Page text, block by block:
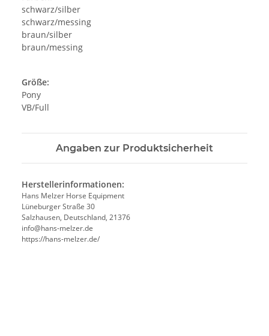
schwarz/silber
schwarz/messing
braun/silber
braun/messing
Größe:
Pony
VB/Full
Angaben zur Produktsicherheit
Herstellerinformationen:
Hans Melzer Horse Equipment
Lüneburger Straße 30
Salzhausen, Deutschland, 21376
info@hans-melzer.de
https://hans-melzer.de/